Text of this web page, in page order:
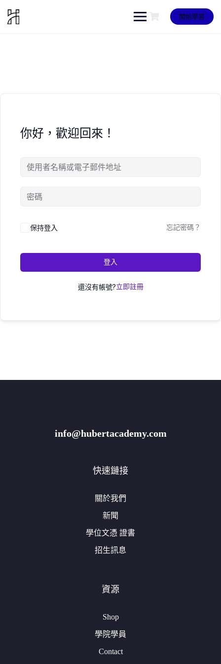
content
開始學習
你好，歡迎回來！
保持登入 忘記密碼？
登入
還沒有帳號?立即註冊
info@hubertacademy.com
快速鏈接
關於我們
新聞
學位文憑 證書
招生訊息
資源
Shop
學院學員
Contact